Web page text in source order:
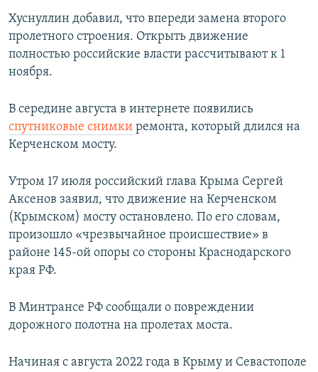
Хуснуллин добавил, что впереди замена второго
пролетного строения. Открыть движение
полностью российские власти рассчитывают к 1
ноября.
В середине августа в интернете появились
спутниковые снимки ремонта, который длился на
Керченском мосту.
Утром 17 июля российский глава Крыма Сергей
Аксенов заявил, что движение на Керченском
(Крымском) мосту остановлено. По его словам,
произошло «чрезвычайное происшествие» в
районе 145-ой опоры со стороны Краснодарского
края РФ.
В Минтрансе РФ сообщали о повреждении
дорожного полотна на пролетах моста.
Начиная с августа 2022 года в Крыму и Севастополе